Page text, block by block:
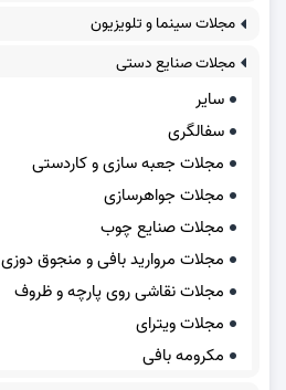
مجلات سینما و تلویزیون
مجلات صنایع دستی
سایر
سفالگری
مجلات جعبه سازی و کاردستی
مجلات جواهرسازی
مجلات صنایع چوب
مجلات مروارید بافی و منجوق دوزی
مجلات نقاشی روی پارچه و ظروف
مجلات ویترای
مکرومه بافی